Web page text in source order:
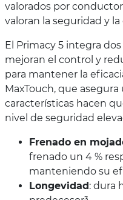
valorados por
valoran la seguridad y
El Primacy 5 integra
mejoran el control y
para mantener la
MaxTouch, que
características hacen
nivel de seguridad
Frenado en
frenado un 4 %
manteniendo su
Longevidad : dura